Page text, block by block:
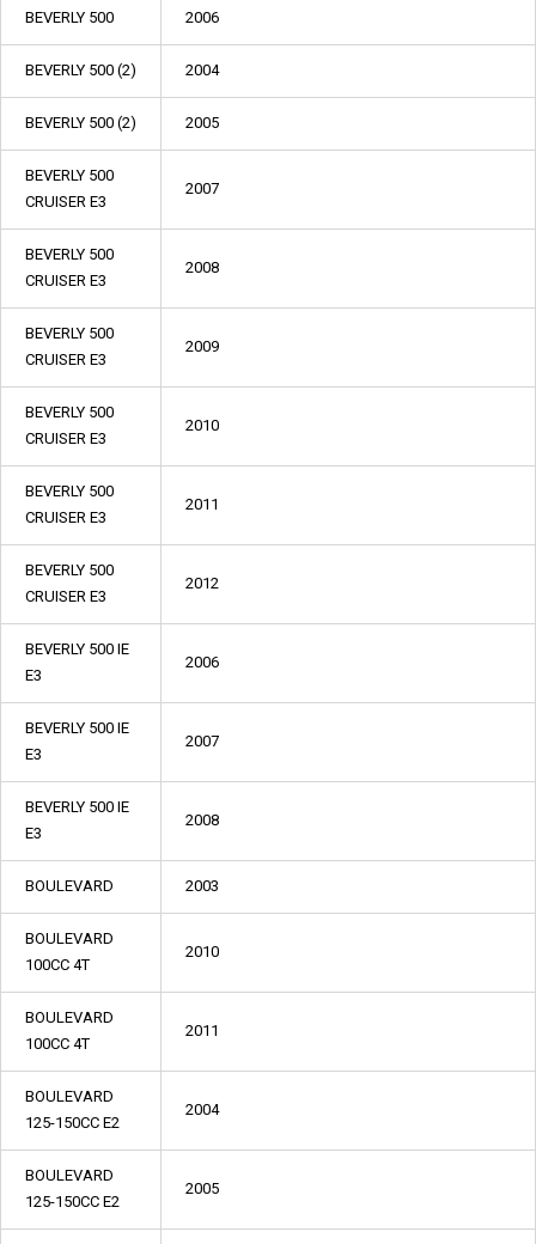
BEVERLY 500 2006
BEVERLY 500 (2) 2004
BEVERLY 500 (2) 2005
BEVERLY 500
CRUISER E3
2007
BEVERLY 500
CRUISER E3
2008
BEVERLY 500
CRUISER E3
2009
BEVERLY 500
CRUISER E3
2010
BEVERLY 500
CRUISER E3
2011
BEVERLY 500
CRUISER E3
2012
BEVERLY 500 IE
E3
2006
BEVERLY 500 IE
E3
2007
BEVERLY 500 IE
E3
2008
BOULEVARD 2003
BOULEVARD
100CC 4T
2010
BOULEVARD
100CC 4T
2011
BOULEVARD
125-150CC E2
2004
BOULEVARD
125-150CC E2
2005